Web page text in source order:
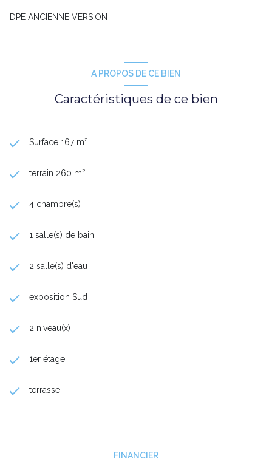
DPE ANCIENNE VERSION
A PROPOS DE CE BIEN
Caractéristiques de ce bien
Surface 167 m²
terrain 260 m²
4 chambre(s)
1 salle(s) de bain
2 salle(s) d'eau
exposition Sud
2 niveau(x)
1er étage
terrasse
FINANCIER